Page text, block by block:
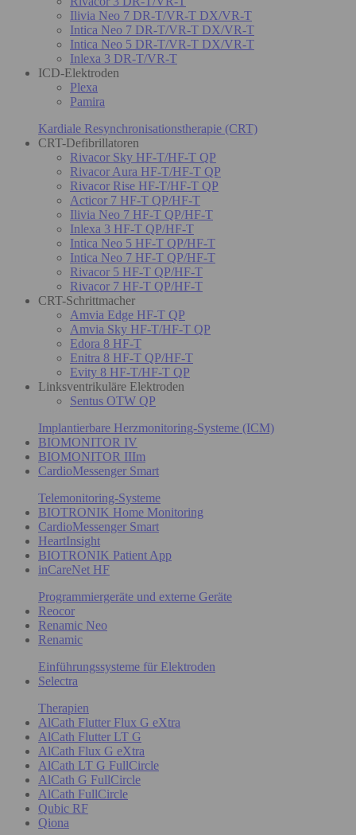
Ilivia Neo 7 DR-T/VR-T DX/VR-T
Intica Neo 7 DR-T/VR-T DX/VR-T
Intica Neo 5 DR-T/VR-T DX/VR-T
Inlexa 3 DR-T/VR-T
ICD-Elektroden
Plexa
Pamira
Kardiale Resynchronisationstherapie (CRT)
CRT-Defibrillatoren
Rivacor Sky HF-T/HF-T QP
Rivacor Aura HF-T/HF-T QP
Rivacor Rise HF-T/HF-T QP
Acticor 7 HF-T QP/HF-T
Ilivia Neo 7 HF-T QP/HF-T
Inlexa 3 HF-T QP/HF-T
Intica Neo 5 HF-T QP/HF-T
Intica Neo 7 HF-T QP/HF-T
Rivacor 5 HF-T QP/HF-T
Rivacor 7 HF-T QP/HF-T
CRT-Schrittmacher
Amvia Edge HF-T QP
Amvia Sky HF-T/HF-T QP
Edora 8 HF-T
Enitra 8 HF-T QP/HF-T
Evity 8 HF-T/HF-T QP
Linksventrikuläre Elektroden
Sentus OTW QP
Implantierbare Herzmonitoring-Systeme (ICM)
BIOMONITOR IV
BIOMONITOR IIIm
CardioMessenger Smart
Telemonitoring-Systeme
BIOTRONIK Home Monitoring
CardioMessenger Smart
HeartInsight
BIOTRONIK Patient App
inCareNet HF
Programmiergeräte und externe Geräte
Reocor
Renamic Neo
Renamic
Einführungssysteme für Elektroden
Selectra
Therapien
AlCath Flutter Flux G eXtra
AlCath Flutter LT G
AlCath Flux G eXtra
AlCath LT G FullCircle
AlCath G FullCircle
AlCath FullCircle
Qubic RF
Qiona